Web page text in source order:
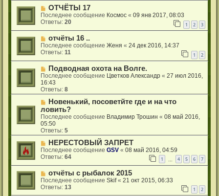
ОТЧЁТЫ 17
Последнее сообщение Космос «09 янв 2017, 08:03
Ответы:20 1 2 3
отчёты 16 ..
Последнее сообщениеЖеня «24 дек 2016, 14:37
Ответы:11 1 2
Подводная охота на Волге.
Последнее сообщение Цветков Александр «27 июл 2016,
16:43
Ответы:8
Новенький, посоветйте где и на что
ловить?
Последнее сообщение Владимир Трошин «08 май 2016,
05:50
Ответы:5
НЕРЕСТОВЫЙ ЗАПРЕТ
Последнее сообщениеGSV «08 май 2016, 04:59
Ответы:64 1 4 5 6 7
отчёты с рыбалок 2015
Последнее сообщениеSkif«21 окт 2015, 06:33
Ответы:13 1 2